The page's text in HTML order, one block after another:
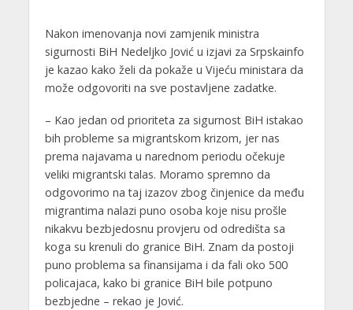
Nakon imenovanja novi zamjenik ministra
sigurnosti BiH Nedeljko Jović u izjavi za Srpskainfo
je kazao kako želi da pokaže u Vijeću ministara da
može odgovoriti na sve postavljene zadatke.
– Kao jedan od prioriteta za sigurnost BiH istakao
bih probleme sa migrantskom krizom, jer nas
prema najavama u narednom periodu očekuje
veliki migrantski talas. Moramo spremno da
odgovorimo na taj izazov zbog činjenice da među
migrantima nalazi puno osoba koje nisu prošle
nikakvu bezbjedosnu provjeru od odredišta sa
koga su krenuli do granice BiH. Znam da postoji
puno problema sa finansijama i da fali oko 500
policajaca, kako bi granice BiH bile potpuno
bezbjedne – rekao je Jović.